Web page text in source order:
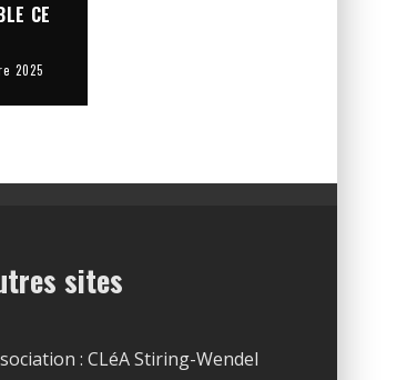
CE
2025
sites
: CLéA Stiring-Wendel